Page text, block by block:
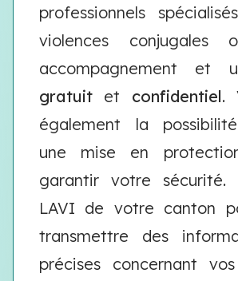
professionnels
violences conjugales
accompagnement et
gratuit et confidentiel.
également la
une mise en
garantir votre sécurité.
LAVI de votre canton
transmettre des
précises concernant